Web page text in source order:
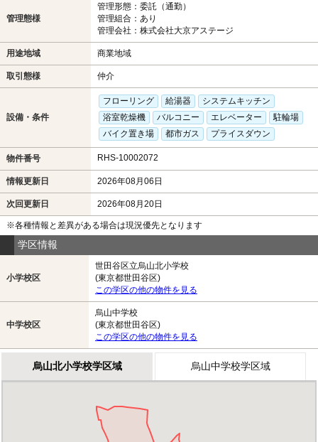
管理態様
管理形態：委託（通勤）
管理組合：あり
管理会社：株式会社大京アステージ
用途地域 商業地域
取引態様 仲介
設備・条件
フローリング 給湯器
システムキッチン
浴室乾燥機
バルコニー エレベーター
駐輪場
バイク置き場
都市ガス プライスダウン
物件番号 RHS-10002072
情報更新日 2026年08月06日
次回更新日 2026年08月20日
※各種情報と差異がある場合は現況優先となります
学区情報
小学校区
世田谷区立烏山北小学校
(東京都世田谷区)
この学区の他の物件を見る
中学校区
烏山中学校
(東京都世田谷区)
この学区の他の物件を見る
烏山北小学校学区域 烏山中学校学区域